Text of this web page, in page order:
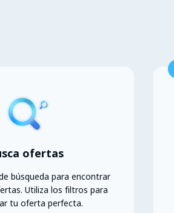
ofertas
búsqueda para encontrar
Utiliza los filtros para
tu oferta perfecta.